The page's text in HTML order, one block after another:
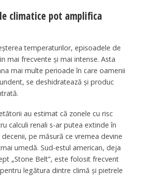
climatice pot amplifica
temperaturilor, episoadele de
mai frecvente și mai intense. Asta
mai multe perioade în care oamenii
se deshidratează și produc
au estimat că zonele cu risc
calculi renali s-ar putea extinde în
pe măsură ce vremea devine
umedă. Sud-estul american, deja
„Stone Belt”, este folosit frecvent
legătura dintre climă și pietrele